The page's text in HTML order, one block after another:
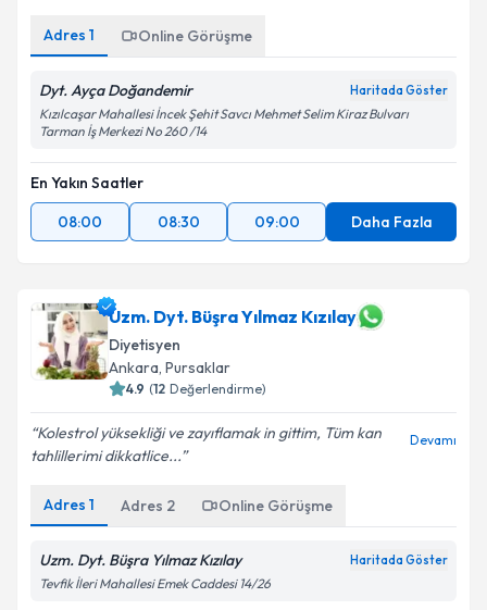
Adres 1 Online Görüşme
Dyt. Ayça Doğandemir Haritada Göster
Kızılcaşar Mahallesi İncek Şehit Savcı Mehmet Selim Kiraz Bulvarı
Tarman İş Merkezi No 260 /14
En Yakın Saatler
08:00
08:30 09:00 Daha Fazla
Uzm. Dyt. Büşra Yılmaz Kızılay
Diyetisyen
Ankara, Pursaklar
4.9 (12 Değerlendirme)
Kolestrol yüksekliği ve zayıflamak in gittim, Tüm kan
tahlillerimi dikkatlice...
Devamı
Adres 1 Adres 2 Online Görüşme
Uzm. Dyt. Büşra Yılmaz Kızılay Haritada Göster
Tevfik İleri Mahallesi Emek Caddesi 14/26